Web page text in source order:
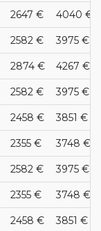
2647 € 4040 €
2582 € 3975 €
2874 € 4267 €
2582 € 3975 €
2458 € 3851 €
2355 € 3748 €
2582 € 3975 €
2355 € 3748 €
2458 € 3851 €